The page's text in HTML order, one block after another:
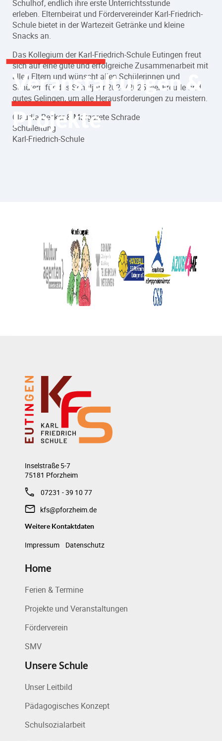
Veranstaltungen &
Projekte
Schulhof, endlich ihre erste Unterrichtsstunde
erleben. Elternbeirat und Fördervereinder Karl-Friedrich-
Schule bietet in der Wartezeit Getränke und kleine
Snacks an.
Das Kollegium der Karl-Friedrich-Schule Eutingen freut
sich auf eine gute und erfolgreiche Zusammenarbeit mit
allen Eltern und wünscht allen Schülerinnen und
Schülern für das Schuljahr 2024/2025 viel Freude und
gutes Gelingen, um alle Herausforderungen zu meistern.
Claudia Becker & Margarete Schrade
Schulleitung
Karl-Friedrich-Schule
Inselstraße 5-7
75181 Pforzheim
07231 - 39 10 77
kfs@pforzheim.de
Weitere Kontaktdaten
Impressum Datenschutz
Home
Ferien & Termine
Projekte und Veranstaltungen
Förderverein
SMV
Unsere Schule
Unser Leitbild
Pädagogisches Konzept
Schulsozialarbeit